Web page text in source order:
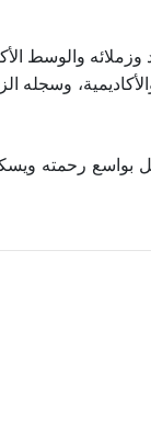
والوسط
بواسع رحمته